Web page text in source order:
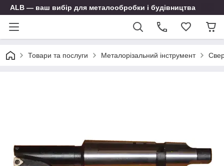
ALB — ваш вибір для металообробки і будівництва
Товари та послуги Металорізальний інструмент